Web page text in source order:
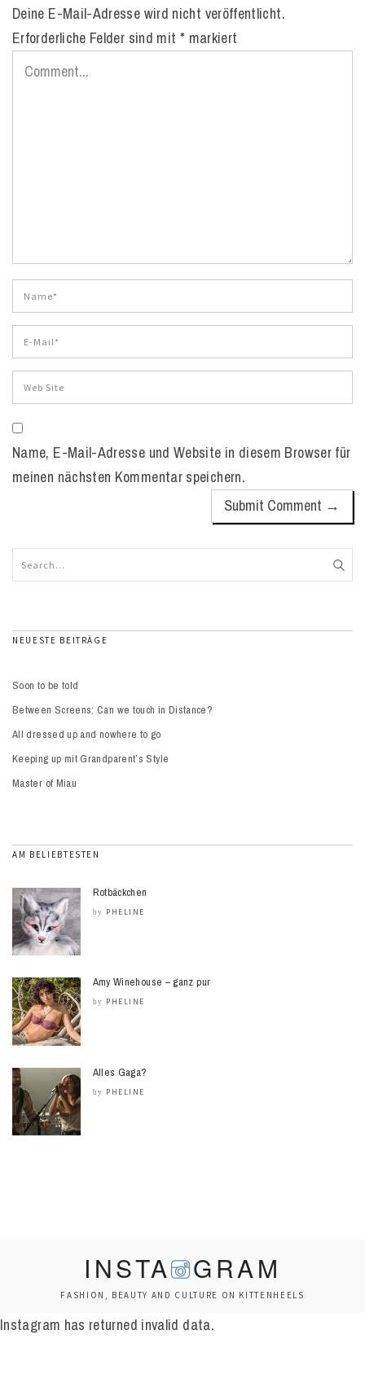
Deine E-Mail-Adresse wird nicht veröffentlicht.
Erforderliche Felder sind mit * markiert
Name, E-Mail-Adresse und Website in diesem Browser für
meinen nächsten Kommentar speichern.
NEUESTE BEITRÄGE
Soon to be told
Between Screens: Can we touch in Distance?
All dressed up and nowhere to go
Keeping up mit Grandparent’s Style
Master of Miau
AM BELIEBTESTEN
Rotbäckchen
by PHELINE
Amy Winehouse – ganz pur
by PHELINE
Alles Gaga?
by PHELINE
INSTA GRAM
FASHION, BEAUTY AND CULTURE ON KITTENHEELS
Instagram has returned invalid data.